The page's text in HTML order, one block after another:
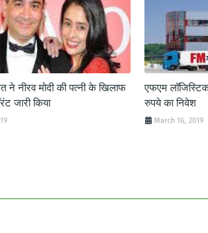
ने नीरव मोदी की पत्नी के खिलाफ
जारी किया
एफएम
रुपये का निवेश
March 16, 2019